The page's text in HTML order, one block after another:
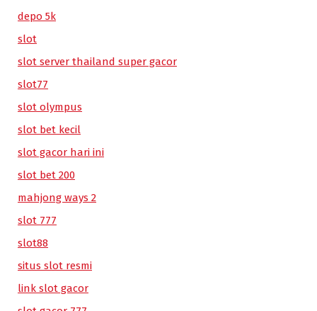
depo 5k
slot
slot server thailand super gacor
slot77
slot olympus
slot bet kecil
slot gacor hari ini
slot bet 200
mahjong ways 2
slot 777
slot88
situs slot resmi
link slot gacor